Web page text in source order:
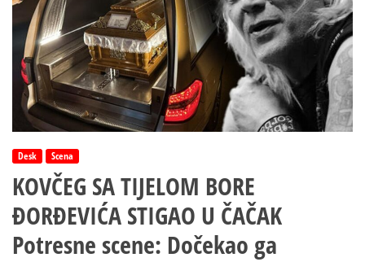
Desk Scena
KOVČEG SA TIJELOM BORE
ĐORĐEVIĆA STIGAO U ČAČAK
Potresne scene: Dočekao ga